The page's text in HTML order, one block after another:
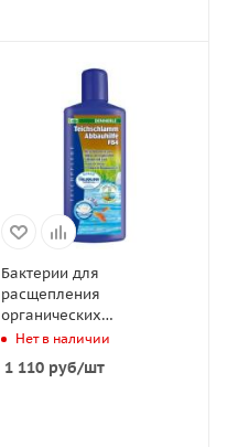
Бактерии для
расщепления
органических
загрязнений в пруду
Degrading Aid FB4, 25
Нет в наличии
1 110руб/шт